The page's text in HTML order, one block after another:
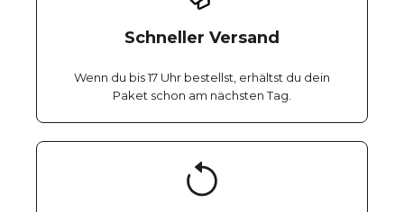
Schneller Versand
Wenn du bis 17 Uhr bestellst, erhältst du dein
Paket schon am nächsten Tag.